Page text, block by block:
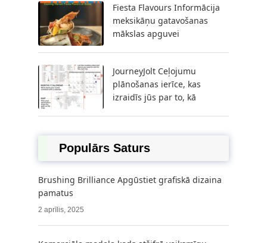
Fiesta Flavours Informācija
meksikāņu gatavošanas
mākslas apguvei
JourneyJolt Ceļojumu
plānošanas ierīce, kas
izraidīs jūs par to, kā
Populārs Saturs
Brushing Brilliance Apgūstiet grafiskā dizaina
pamatus
2 aprīlis, 2025